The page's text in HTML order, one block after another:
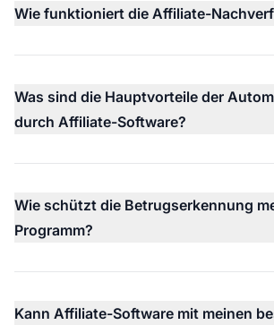
Wie funktioniert die Affiliate-
Was sind die Hauptvorteile der
durch Affiliate-Software?
Wie schützt die Betrugserkennung
Programm?
Kann Affiliate-Software mit meinen